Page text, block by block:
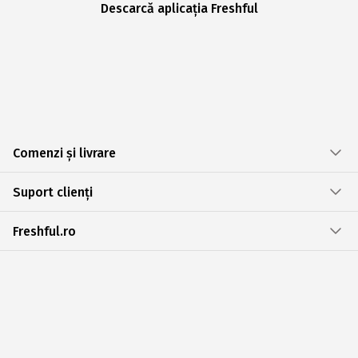
Descarcă aplicația Freshful
Comenzi și livrare
Suport clienți
Freshful.ro